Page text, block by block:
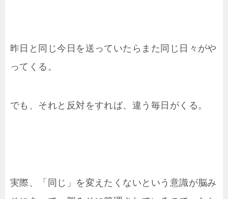
昨日と同じ今日を送っていたらまた同じ日々がや
ってくる。
でも、それと反対をすれば、違う毎日がくる。
実際、「同じ」を変えたくないという意識が脳み